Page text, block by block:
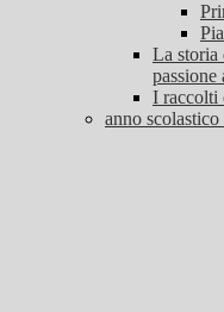
La storia
passione
I raccolti
anno